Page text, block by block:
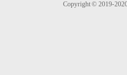
Copyright © 2019-